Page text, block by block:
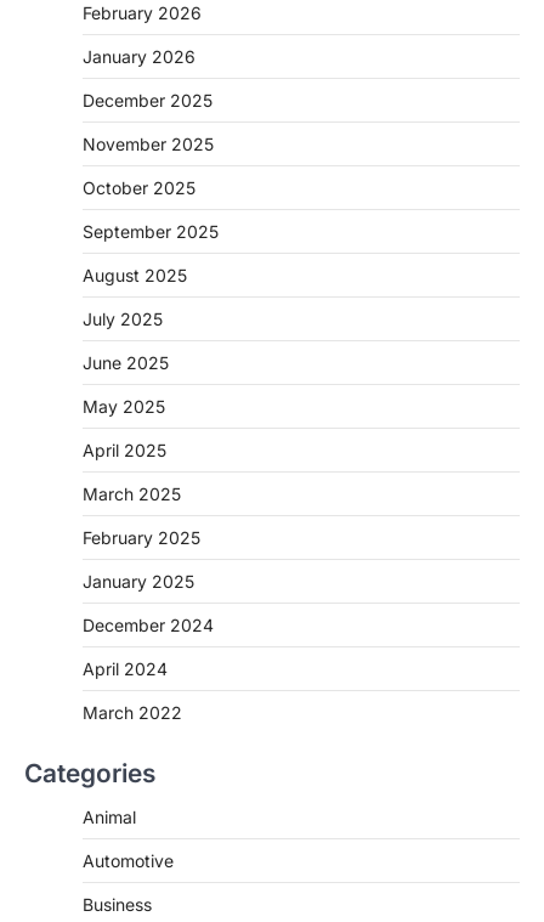
February 2026
January 2026
December 2025
November 2025
October 2025
September 2025
August 2025
July 2025
June 2025
May 2025
April 2025
March 2025
February 2025
January 2025
December 2024
April 2024
March 2022
Categories
Animal
Automotive
Business